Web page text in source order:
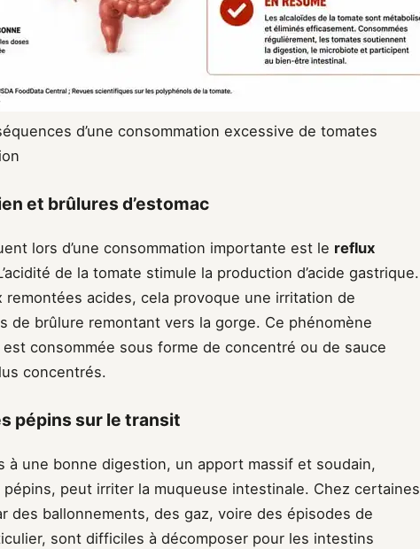
d’une consommation excessive de tomates
et brûlures d’estomac
lors d’une consommation importante est le reflux
de la tomate stimule la production d’acide gastrique.
acides, cela provoque une irritation de
de brûlure remontant vers la gorge. Ce phénomène
est consommée sous forme de concentré ou de sauce
concentrés.
pépins sur le transit
à une bonne digestion, un apport massif et soudain,
peut irriter la muqueuse intestinale. Chez certaines
des ballonnements, des gaz, voire des épisodes de
sont difficiles à décomposer pour les intestins